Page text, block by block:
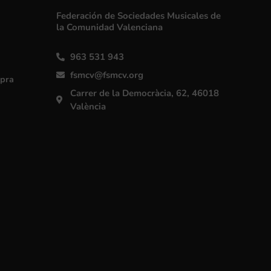
Federación de Sociedades Musicales de
la Comunidad Valenciana
963 531 943
fsmcv@fsmcv.org
Carrer de la Democràcia, 62, 46018
València